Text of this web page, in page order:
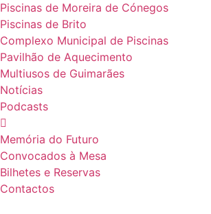
Piscinas de Moreira de Cónegos
Piscinas de Brito
Complexo Municipal de Piscinas
Pavilhão de Aquecimento
Multiusos de Guimarães
Notícias
Podcasts
Memória do Futuro
Convocados à Mesa
Bilhetes e Reservas
Contactos